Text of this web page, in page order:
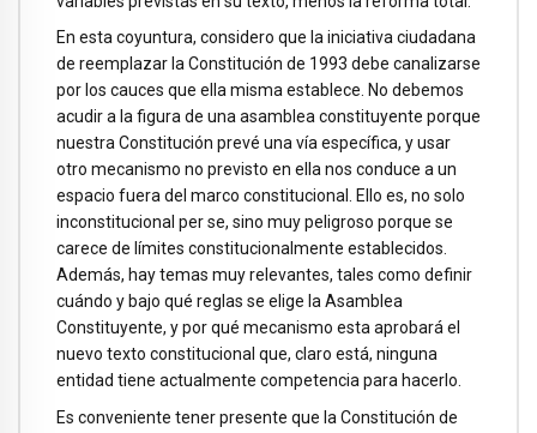
En esta coyuntura, considero que la iniciativa ciudadana
de reemplazar la Constitución de 1993 debe canalizarse
por los cauces que ella misma establece. No debemos
acudir a la figura de una asamblea constituyente porque
nuestra Constitución prevé una vía específica, y usar
otro mecanismo no previsto en ella nos conduce a un
espacio fuera del marco constitucional. Ello es, no solo
inconstitucional per se, sino muy peligroso porque se
carece de límites constitucionalmente establecidos.
Además, hay temas muy relevantes, tales como definir
cuándo y bajo qué reglas se elige la Asamblea
Constituyente, y por qué mecanismo esta aprobará el
nuevo texto constitucional que, claro está, ninguna
entidad tiene actualmente competencia para hacerlo.
Es conveniente tener presente que la Constitución de